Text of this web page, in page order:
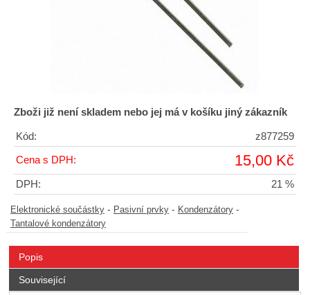
Zboži již není skladem nebo jej má v košíku jiný zákazník
Kód: z877259
Cena s DPH: 15,00 Kč
DPH: 21 %
Elektronické součástky - Pasivní prvky - Kondenzátory -
Tantalové kondenzátory
Popis
Související